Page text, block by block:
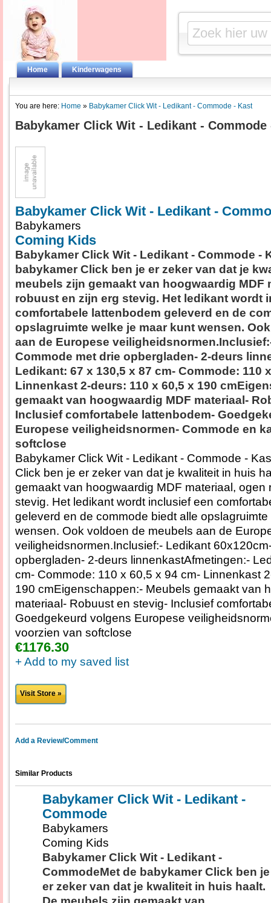
Home Kinderwagens
You are here: Home » Babykamer Click Wit - Ledikant - Commode - Kast
Babykamer Click Wit - Ledikant - Commode
Babykamer Click Wit - Ledikant -
Babykamers
Coming Kids
Babykamer Click Wit - Ledikant - Commode -
babykamer Click ben je er zeker van dat je
meubels zijn gemaakt van hoogwaardig MDF
robuust en zijn erg stevig. Het ledikant wordt
comfortabele lattenbodem geleverd en de
opslagruimte welke je maar kunt wensen.
aan de Europese
Commode met drie opbergladen- 2-deurs
Ledikant: 67 x 130,5 x 87 cm- Commode: 110
Linnenkast 2-deurs: 110 x 60,5 x 190
gemaakt van hoogwaardig MDF materiaal-
Inclusief comfortabele lattenbodem-
Europese veiligheidsnormen- Commode en
softclose
Babykamer Click Wit - Ledikant - Commode -
Click ben je er zeker van dat je kwaliteit in huis
gemaakt van hoogwaardig MDF materiaal, ogen
stevig. Het ledikant wordt inclusief een
geleverd en de commode biedt alle
wensen. Ook voldoen de meubels aan de
veiligheidsnormen.Inclusief:- Ledikant
opbergladen- 2-deurs linnenkastAfmetingen:-
cm- Commode: 110 x 60,5 x 94 cm- Linnenkast
190 cmEigenschappen:- Meubels gemaakt van
materiaal- Robuust en stevig- Inclusief
Goedgekeurd volgens Europese
voorzien van softclose
€1176.30
+ Add to my saved list
Visit Store »
Add a Review/Comment
Similar Products
Babykamer Click Wit - Ledikant -
Commode
Babykamers
Coming Kids
Babykamer Click Wit - Ledikant -
CommodeMet de babykamer Click ben je
er zeker van dat je kwaliteit in huis haalt.